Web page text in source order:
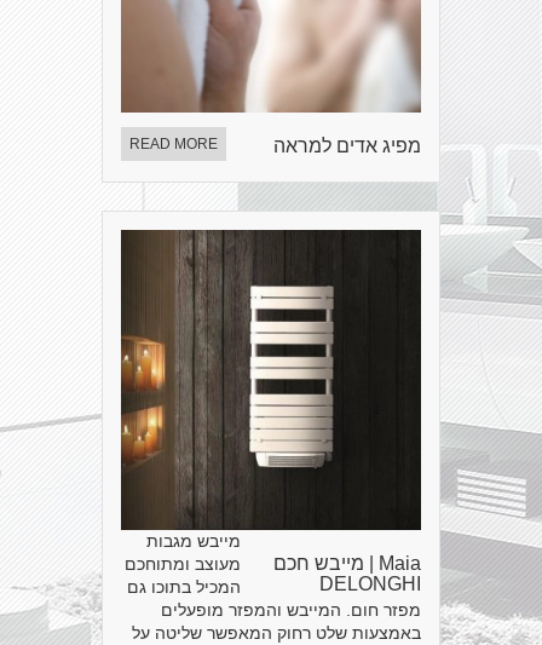
מפיג אדים למראה READ MORE
Maia | מייבש חכם
DELONGHI
מייבש מגבות
מעוצב ומתוחכם
המכיל בתוכו גם
מפזר חום. המייבש והמפזר מופעלים
באמצעות שלט רחוק המאפשר שליטה על